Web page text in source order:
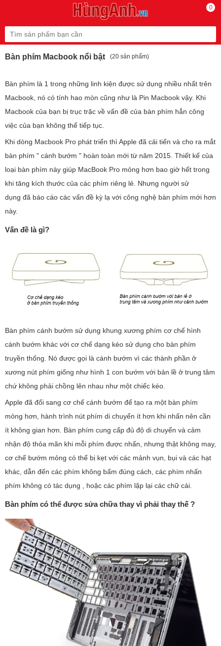
0
Bàn phím Macbook nổi bật (20 sản phẩm)
Bàn phím là 1 trong những linh kiện được sử dụng nhiều nhất trên
Macbook, nó có tính hao mòn cũng như là Pin Macbook vậy. Khi
Macbook của bạn bị trục trặc về vấn đề của bàn phím hẳn công
việc của bạn không thể tiếp tục.
Khi dòng Macbook Pro phát triển thì Apple đã cải tiến và cho ra mắt
bàn phím " cánh bướm " hoàn toàn mới từ năm 2015. Thiết kế của
loại bàn phím này giúp MacBook Pro mỏng hơn bao giờ hết trong
khi tăng kích thước của các phím riêng lẻ. Nhưng người sử
dụng đã báo cáo các vấn đề kỳ lạ với công nghệ bàn phím mới hơn
này.
Vấn đề là gì?
Bàn phím cánh bướm sử dụng khung xương phím cơ chế hình
cánh bướm khác với cơ chế dạng kéo sử dụng cho bàn phím
truyền thống. Nó được gọi là cánh bướm vì các thành phần ở
xương nút phím giống như hình 1 con bướm với bản lề ở trung tâm
chứ không phải chồng lên nhau như một chiếc kéo.
Apple đã đổi sang cơ chế cánh bướm để tạo ra một bàn phím
mỏng hơn, hành trình nút phím di chuyển ít hơn khi nhấn nên cần
ít không gian hơn. Bàn phím cung cấp đủ độ di chuyển và cảm
nhận độ thỏa mãn khi mỗi phím được nhấn, nhưng thật không may,
cơ chế bướm mỏng có thể bị kẹt với các mảnh vụn, bụi và các hạt
khác, dẫn đến các phím không bấm đúng cách, các phím nhấn
phím không có tác dụng , hoặc các phím lặp lại các chữ cái.
Bàn phím có thể được sửa chữa thay vì phải thay thế ?